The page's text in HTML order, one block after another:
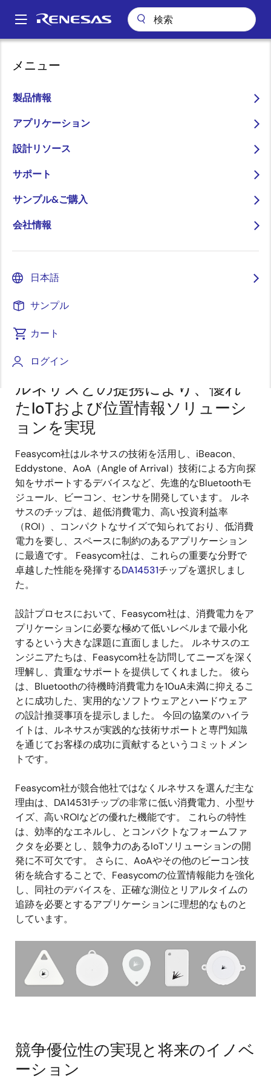
ン
Main
メニュー
製品情報
アプリケーション
設計リソース
サポート
サンプル&ご購入
会社情報
日本語
サンプル
カート
ログイン
パ
ン
く
ず
ワイヤレス接続におけるお客様の成功事例
Feasycom社がルネサスの
技術でIoTソリューション
を強化
コミュニケーションを容易かつ自由に。 これは、
リーディングプロバイダーであるFeasycom社のコアバ
リューです。 研究開発に重点を置くFeasycom社は、
回路、アンテナ、ソフトウェア、アーキテクチャ、ア
プリ、クラウドサービスを含む包括的な開発・設計サ
ービスを提供しています。 同社のグローバルな販売・
技術サポートネットワークは、米国、EU、日本、韓
国、インドにまたがり、多様な顧客層に対する強固な
ソリューションを保証しています。
ルネサスとの提携により、優れ
たIoTおよび位置情報ソリューシ
ョンを実現
Feasycom社はルネサスの技術を活用し、iBeacon、
Eddystone、AoA（Angle of Arrival）技術による方向探
知をサポートするデバイスなど、先進的なBluetoothモ
ジュール、ビーコン、センサを開発しています。 ルネ
サスのチップは、超低消費電力、高い投資利益率
（ROI）、コンパクトなサイズで知られており、低消費
電力を要し、スペースに制約のあるアプリケーション
に最適です。 Feasycom社は、これらの重要な分野で
卓越した性能を発揮するDA14531チップを選択しまし
た。
設計プロセスにおいて、Feasycom社は、消費電力をア
プリケーションに必要な極めて低いレベルまで最小化
するという大きな課題に直面しました。 ルネサスのエ
ンジニアたちは、Feasycom社を訪問してニーズを深く
理解し、貴重なサポートを提供してくれました。 彼ら
は、Bluetoothの待機時消費電力を10uA未満に抑えるこ
とに成功した、実用的なソフトウェアとハードウェア
の設計推奨事項を提示しました。 今回の協業のハイラ
イトは、ルネサスが実践的な技術サポートと専門知識
を通じてお客様の成功に貢献するというコミットメン
トです。
Feasycom社が競合他社ではなくルネサスを選んだ主な
理由は、DA14531チップの非常に低い消費電力、小型サ
イズ、高いROIなどの優れた機能です。 これらの特性
は、効率的なエネルし、とコンパクトなフォームファ
クタを必要とし、競争力のあるIoTソリューションの開
発に不可欠です。 さらに、AoAやその他のビーコン技
術を統合することで、Feasycomの位置情報能力を強化
し、同社のデバイスを、正確な測位とリアルタイムの
追跡を必要とするアプリケーションに理想的なものと
しています。
競争優位性の実現と将来のイノベ
ーション